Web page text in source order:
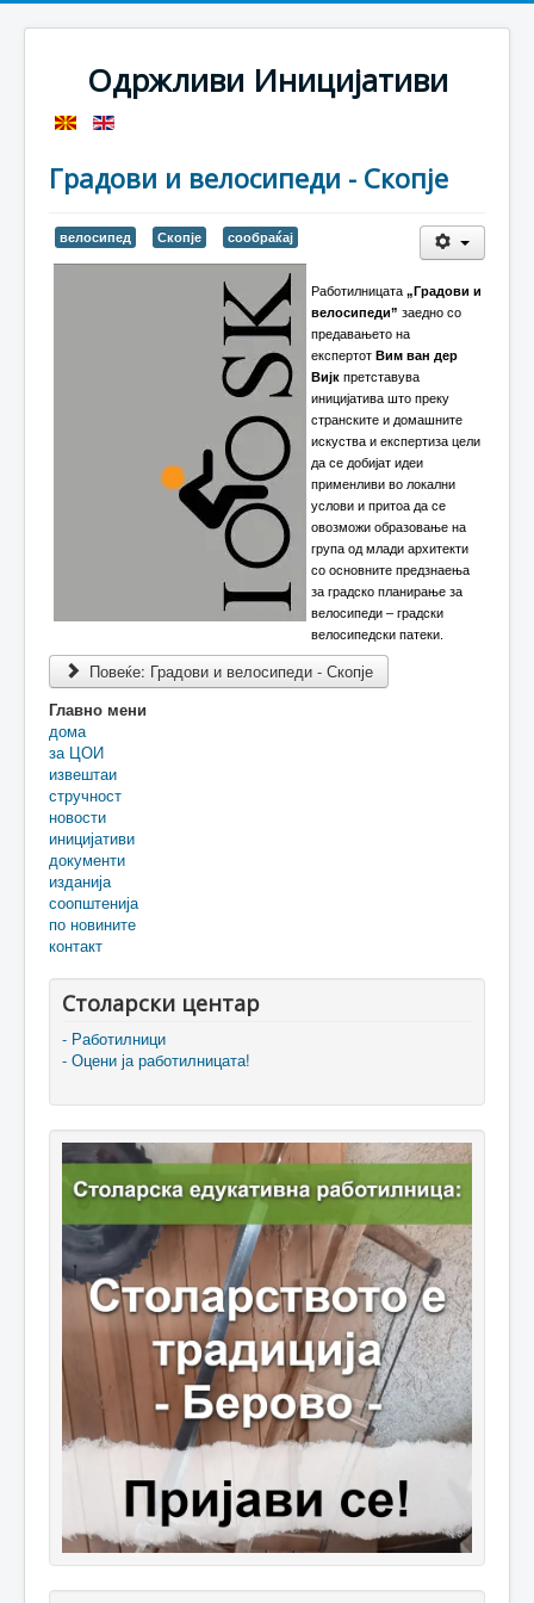
Одржливи Иницијативи
Градови и велосипеди - Скопје
велосипед Скопје сообраќај
Работилницата „Градови и
велосипеди” заедно со
предавањето на
експертот Вим ван дер
Вијк претставува
иницијатива што преку
странските и домашните
искуства и експертиза цели
да се добијат идеи
применливи во локални
услови и притоа да се
овозможи образовање на
група од млади архитекти
со основните предзнаења
за градско планирање за
велосипеди – градски
велосипедски патеки.
Повеќе: Градови и велосипеди - Скопје
Главно мени
дома
за ЦОИ
извештаи
стручност
новости
иницијативи
документи
изданија
соопштенија
по новините
контакт
Столарски центар
- Работилници
- Оцени ја работилницата!